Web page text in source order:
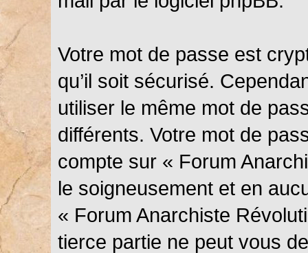
Votre mot de passe est
qu’il soit sécurisé.
utiliser le même mot de
différents. Votre mot de
compte sur « Forum
le soigneusement et en
« Forum Anarchiste
tierce partie ne peut vous